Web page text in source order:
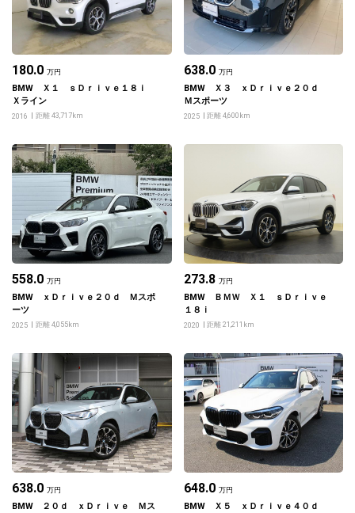
180.0 万円
BMW Ｘ１ ｓＤｒｉｖｅ１８ｉ
Ｘライン
2016 距離 43,717km
638.0 万円
BMW Ｘ３ ｘＤｒｉｖｅ２０ｄ
Ｍスポーツ
2025 距離 4,600km
558.0 万円
BMW ｘＤｒｉｖｅ２０ｄ Ｍスポ
ーツ
2025 距離 4,055km
273.8 万円
BMW ＢＭＷ Ｘ１ ｓＤｒｉｖｅ
１８ｉ
2020 距離 21,211km
638.0 万円
BMW ２０ｄ ｘＤｒｉｖｅ Ｍス
648.0 万円
BMW Ｘ５ ｘＤｒｉｖｅ４０ｄ